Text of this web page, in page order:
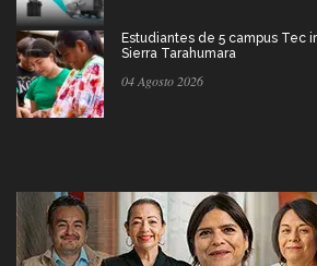
Estudiantes de 5 campus Tec
Sierra Tarahumara
04 Agosto 2026